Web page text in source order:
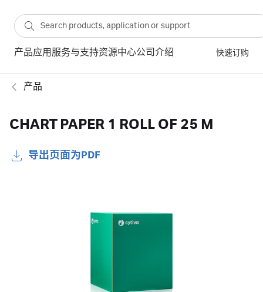
产品应用 服务与支持资源中心公司介绍 快速订购
产品
CHART PAPER 1 ROLL OF 25 M
导出页面为PDF